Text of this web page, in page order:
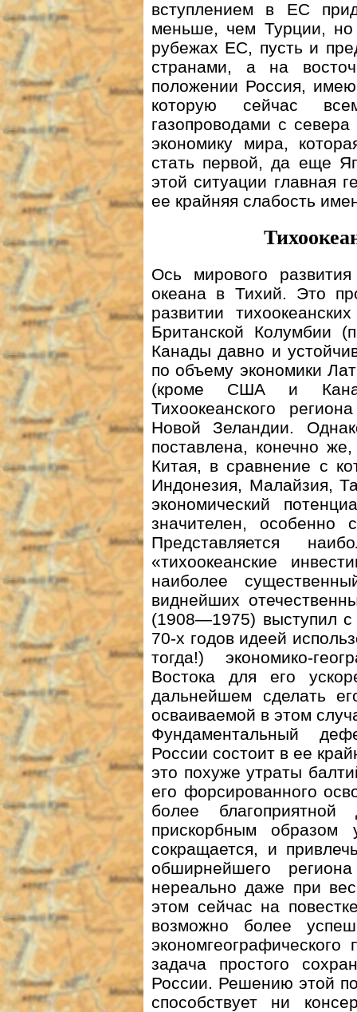
вступлением в ЕС
меньше, чем Турции, но
рубежах ЕС, пусть и
странами, а на
положении Россия,
которую сейчас
газопроводами с
экономику мира,
стать первой, да еще
этой ситуации главная
ее крайняя слабость
Ось мирового
океана в Тихий. Это
развитии
Британской Колумбии
Канады давно и
по объему экономики
(кроме США и
Тихоокеанского
Новой Зеландии.
поставлена, конечно
Китая, в сравнение с
Индонезия, Малайзия,
экономический
значителен, особенно
Представляется
«тихоокеанские
наиболее
виднейших
(1908—1975) выступил
70-х годов идеей
тогда!) экономико-
Востока для его
дальнейшем сделать
осваиваемой в этом
Фундаментальный
России состоит в ее
это похуже утраты
его форсированного
более благоприятной
прискорбным
сокращается, и
обширнейшего
нереально даже при
этом сейчас на
возможно более
задача простого
России. Решению этой
способствует ни